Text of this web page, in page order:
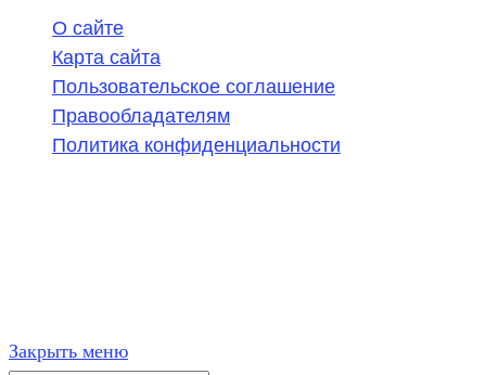
О сайте
Карта сайта
Пользовательское соглашение
Правообладателям
Политика конфиденциальности
Закрыть меню